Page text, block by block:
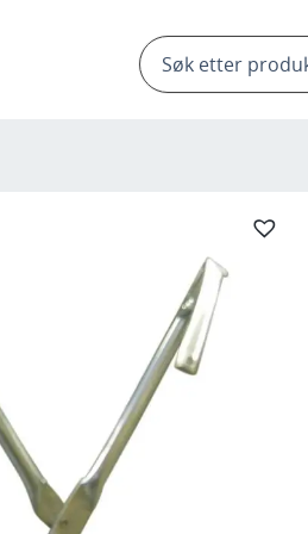
Products
search